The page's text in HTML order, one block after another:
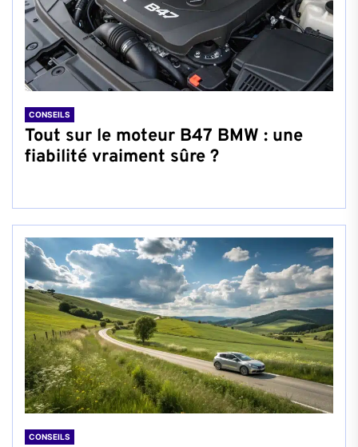
CONSEILS
Tout sur le moteur B47 BMW : une
fiabilité vraiment sûre ?
CONSEILS